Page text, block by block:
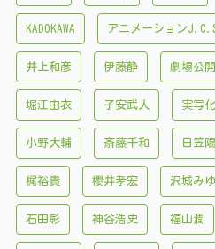
KADOKAWA アニメーション
井上和彦 伊藤静 劇場公
堀江由衣 子安武人 実写
小野大輔 斎藤千和 日笠
梶裕貴 櫻井孝宏 沢城み
石田彰 神谷浩史 福山潤